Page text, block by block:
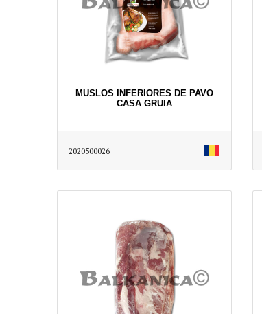
MUSLOS INFERIORES DE PAVO
CASA GRUIA
2020500026